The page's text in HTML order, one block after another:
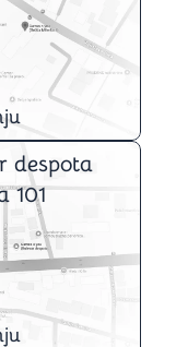
despota
101